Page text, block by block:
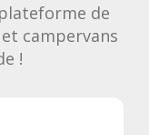
de
campervans
!